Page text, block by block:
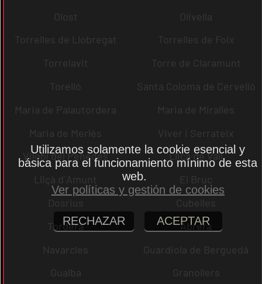
Olost
Olivella
Torrelles de Llobregat
Torrelles de Foix
Torrelavit
Torre de Claramunt
Torelló
Santa Coloma de Cervelló
Maria de Palautordera
Maria de Miralles
Maria de Merlès
Viver i Serrateix
Vilobí del Penedès
Lliçà de Vall
Lliçà d´Amunt
El Bruc
Dosrius
Cubelles
Tordera
Abrera
Navarcles
Guardiola de Berguedà
Gualba
Granollers
Utilizamos solamente la cookie esencial y
básica para el funcionamiento mínimo de esta
web.
Ver políticas y gestión de cookies
RECHAZAR ACEPTAR